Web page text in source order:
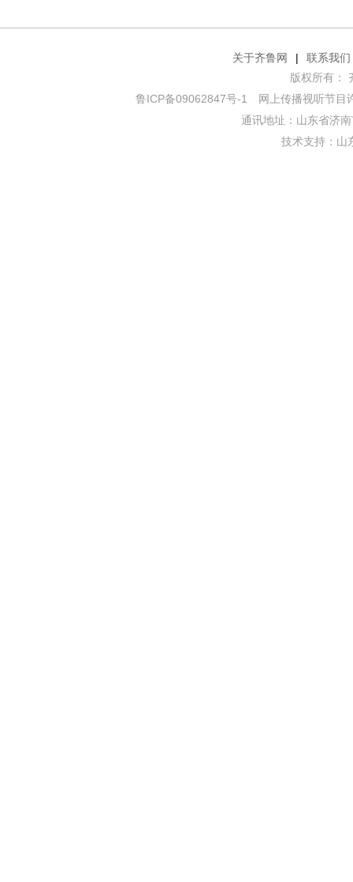
关于齐鲁网 |
联系我们
版权所有：
鲁ICP备09062847号-1 网上传播视听节目
通讯地址：山东省济
技术支持： 山